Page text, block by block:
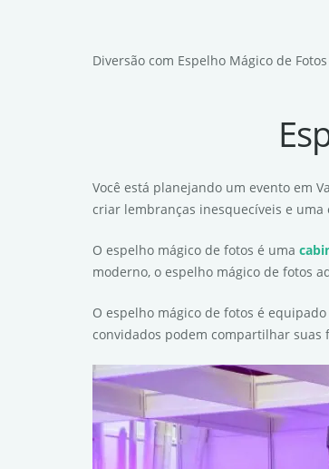
Diversão com Espelho Mágico de
Você está planejando um evento em
criar lembranças inesquecíveis e
O espelho mágico de fotos é uma
moderno, o espelho mágico de fotos
O espelho mágico de fotos é
convidados podem compartilhar suas